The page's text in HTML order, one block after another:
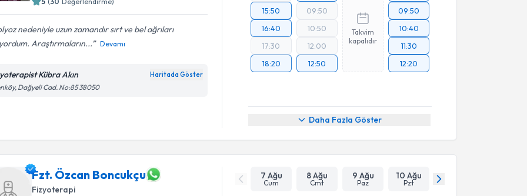
nedeniyle uzun zamandır sırt ve bel ağrıları
Araştırmaların...
Devamı
Kübra Akın Haritada Göster
Dağyeli Cad. No:85 38050
15:50
16:40
17:30
18:20
09:50
10:50
12:00
12:50
Takvim
kapalıdır
09:50
10:40
11:30
12:20
Daha Fazla Göster
Fzt. Özcan Boncukçu
Fizyoterapi
7 Ağu
Cum
8 Ağu
Cmt
9 Ağu
Paz
10 Ağu
Pzt